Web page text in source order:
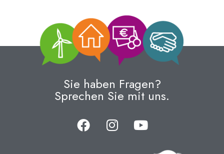
Sie haben Fragen?
Sprechen Sie mit uns.